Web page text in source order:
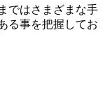
ではさまざまな手
る事を把握してお